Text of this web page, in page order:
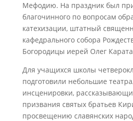
Мефодию. На праздник был
благочинного по вопросам
катехизации, штатный
кафедрального собора
Богородицы иерей Олег
Для учащихся школы
подготовили небольшие
инсценировки,
призвания святых братьев
просвещению славянских